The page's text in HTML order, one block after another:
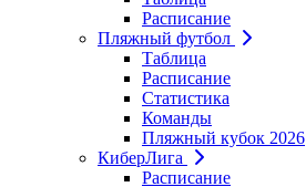
Расписание
Пляжный футбол
Таблица
Расписание
Статистика
Команды
Пляжный кубок 2026
КиберЛига
Расписание